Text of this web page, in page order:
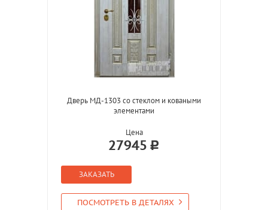
Дверь МД-1303 со стеклом и коваными
элементами
Цена
27945
ЗАКАЗАТЬ
ПОСМОТРЕТЬ В ДЕТАЛЯХ